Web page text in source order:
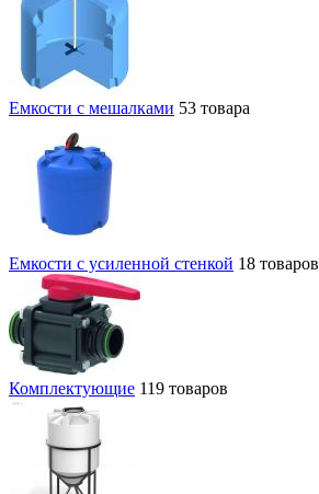
Емкости с мешалками 53 товара
Емкости с усиленной стенкой 18 товаров
Комплектующие 119 товаров